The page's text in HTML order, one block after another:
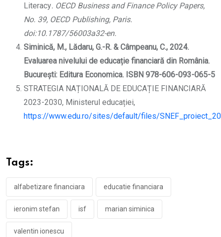
Literacy. OECD Business and Finance Policy Papers,
No. 39, OECD Publishing, Paris.
doi:10.1787/56003a32-en.
Siminică, M., Lădaru, G.-R. & Câmpeanu, C., 2024.
Evaluarea nivelului de educație financiară din România.
București: Editura Economica. ISBN 978-606-093-065-5
STRATEGIA NAȚIONALĂ DE EDUCAȚIE FINANCIARĂ
2023-2030, Ministerul educației,
https://www.edu.ro/sites/default/files/
Tags:
alfabetizare financiara educatie financiara
ieronim stefan isf marian siminica
valentin ionescu